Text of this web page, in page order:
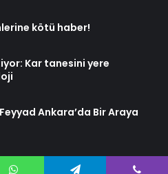
kötü haber!
Kar tanesini yere
Ankara’da Bir Araya